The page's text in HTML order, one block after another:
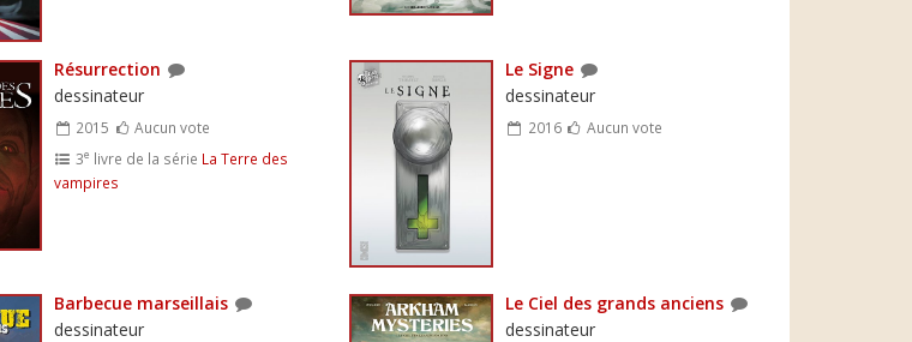
Résurrection
dessinateur
2015
Aucun vote
3e livre de la série La Terre des
vampires
Le Signe
dessinateur
2016 Aucun vote
Barbecue marseillais
dessinateur
Le Ciel des grands anciens
dessinateur